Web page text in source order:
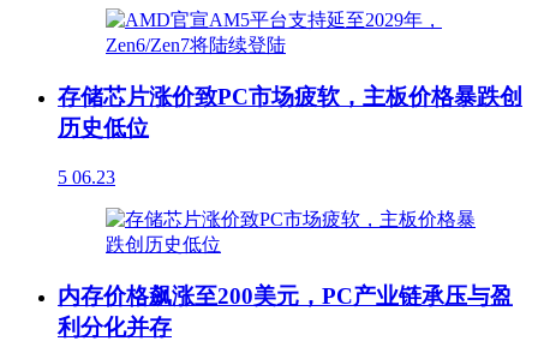
存储芯片涨价致PC市场疲软，主板价格暴跌创
历史低位
5 06.23
内存价格飙涨至200美元，PC产业链承压与盈
利分化并存